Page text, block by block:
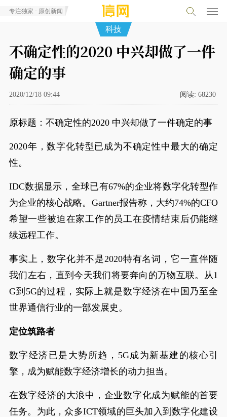
专注独家 · 原创新闻
科技
不确定性的2020 中兴却做了一件
确定的事
2020/12/18 09:44 阅读: 68230
原标题：不确定性的2020 中兴却做了一件确定的事
2020年，数字化转型已成为不确定性中最大的确定
性。
IDC数据显示，全球已有67%的企业将数字化转型作
为企业的核心战略。Gartner报告称，大约74%的CFO
希望一些被迫在家工作的员工在疫情结束后仍能继
续远程工作。
事实上，数字化并不是2020特有名词，它一直伴随
我们左右，直到今天我们将要奔向的万物互联。从1
G到5G的过程，实际上就是数字经济在中国乃至全
世界通信行业的一部发展史。
定位筑路者
数字经济已是大势所趋，5G成为新基建的核心引
擎，成为赋能数字经济增长的动力担当。
在数字经济的大浪中，企业数字化成为赋能的首要
任务。为此，众多ICT领域的巨头加入到数字化建设